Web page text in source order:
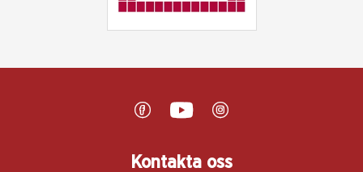
Kontakta oss